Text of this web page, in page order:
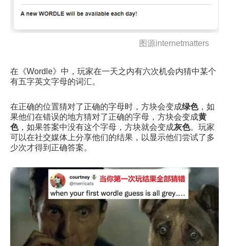
图源internetmatters
在《Wordle》中，玩家在一天之内有六次机会内猜中某个
有五字英文字母的词汇。
在正确的位置猜对了正确的字母时，方块会变成绿色，如
果他们在错误的地方猜对了正确的字母，方块会变成黄
色，如果答案中没有这个字母，方块就会变成灰色。玩家
可以在社交媒体上分享他们的结果，以显示他们尝试了多
少次才得到正确答案。